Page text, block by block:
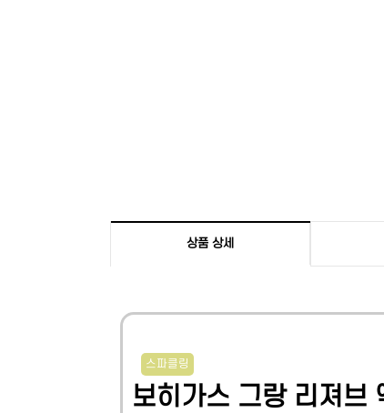
상품 상세
스파클링
보히가스 그랑 리져브